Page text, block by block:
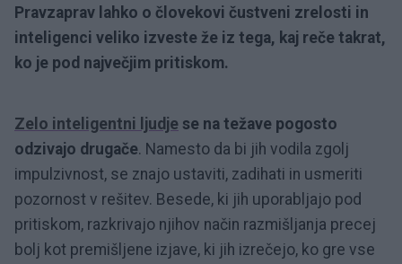
Pravzaprav lahko o človekovi čustveni zrelosti in
inteligenci veliko izveste že iz tega, kaj reče takrat,
ko je pod največjim pritiskom.
Zelo inteligentni ljudje se na težave pogosto
odzivajo drugače. Namesto da bi jih vodila zgolj
impulzivnost, se znajo ustaviti, zadihati in usmeriti
pozornost v rešitev. Besede, ki jih uporabljajo pod
pritiskom, razkrivajo njihov način razmišljanja precej
bolj kot premišljene izjave, ki jih izrečejo, ko gre vse